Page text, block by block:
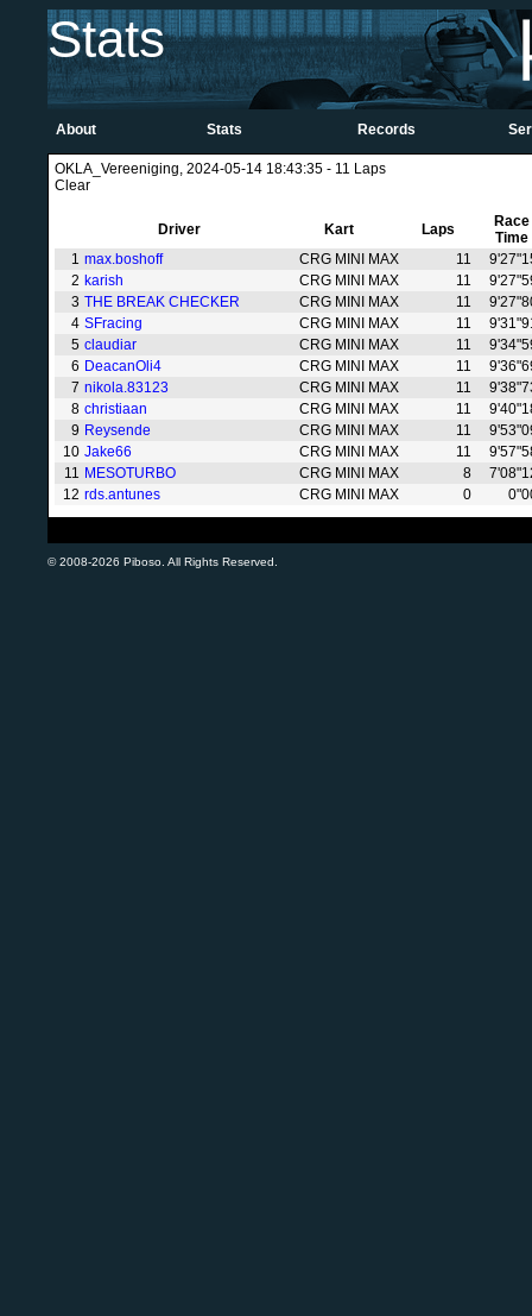
Stats
About Stats Records
OKLA_Vereeniging, 2024-05-14 18:43:35 - 11 Laps
Clear
Driver Kart Laps
Race
Time
1 max.boshoff CRG MINI MAX 11
2 karish CRG MINI MAX 11
3 THE BREAK CHECKER CRG MINI MAX 11
4 SFracing CRG MINI MAX 11
5 claudiar CRG MINI MAX 11
6 DeacanOli4 CRG MINI MAX 11
7 nikola.83123 CRG MINI MAX 11
8 christiaan CRG MINI MAX 11
9 Reysende CRG MINI MAX 11
10 Jake66 CRG MINI MAX 11
11 MESOTURBO CRG MINI MAX 8
12 rds.antunes CRG MINI MAX 0
© 2008-2026 Piboso. All Rights Reserved.